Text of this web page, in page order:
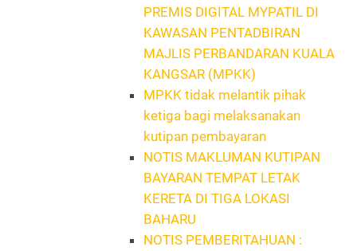
PREMIS DIGITAL MYPATIL DI
KAWASAN PENTADBIRAN
MAJLIS PERBANDARAN KUALA
KANGSAR (MPKK)
MPKK tidak melantik pihak
ketiga bagi melaksanakan
kutipan pembayaran
NOTIS MAKLUMAN KUTIPAN
BAYARAN TEMPAT LETAK
KERETA DI TIGA LOKASI
BAHARU
NOTIS PEMBERITAHUAN :